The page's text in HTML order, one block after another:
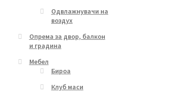
Одвлажнувачи на
воздух
Опрема за двор, балкон
и градина
Мебел
Бироа
Клуб маси